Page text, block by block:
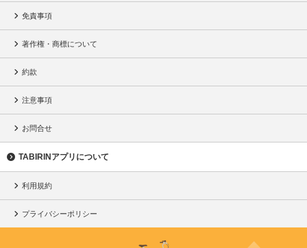
免責事項
著作権・商標について
約款
注意事項
お問合せ
TABIRINアプリについて
利用規約
プライバシーポリシー